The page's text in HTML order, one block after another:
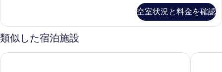
の
写
真
ド
の
和
洋
ツ
イ
ン
ッ
空室状況と料金を確認
類似した宿泊施設
Shima-Onsen Toshimaya リブマ